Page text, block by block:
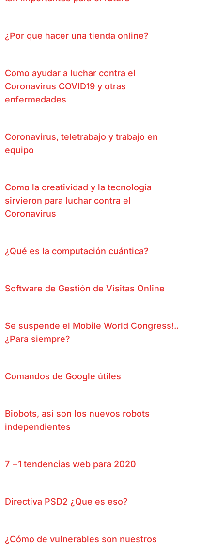
¿Por que hacer una tienda online?
Como ayudar a luchar contra el
Coronavirus COVID19 y otras
enfermedades
Coronavirus, teletrabajo y trabajo en
equipo
Como la creatividad y la tecnología
sirvieron para luchar contra el
Coronavirus
¿Qué es la computación cuántica?
Software de Gestión de Visitas Online
Se suspende el Mobile World Congress!..
¿Para siempre?
Comandos de Google útiles
Biobots, así son los nuevos robots
independientes
7 +1 tendencias web para 2020
Directiva PSD2 ¿Que es eso?
¿Cómo de vulnerables son nuestros